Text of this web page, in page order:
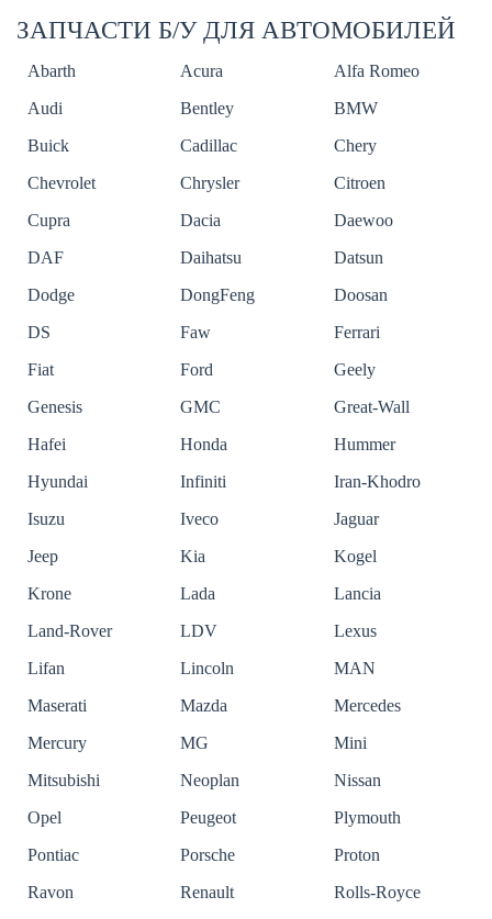
ЗАПЧАСТИ Б/У ДЛЯ АВТОМОБИЛЕЙ
Abarth Acura
Alfa Romeo
Audi
Bentley
BMW
Buick
Cadillac
Chery
Chevrolet
Chrysler
Citroen
Cupra
Dacia
Daewoo
DAF
Daihatsu
Datsun
Dodge
DongFeng
Doosan
DS
Faw
Ferrari
Fiat
Ford
Geely
Genesis
GMC
Great-Wall
Hafei
Honda
Hummer
Hyundai
Infiniti
Iran-Khodro
Isuzu
Iveco
Jaguar
Jeep
Kia
Kogel
Krone
Lada
Lancia
Land-Rover
LDV
Lexus
Lifan
Lincoln
MAN
Maserati
Mazda
Mercedes
Mercury
MG
Mini
Mitsubishi
Neoplan
Nissan
Opel
Peugeot
Plymouth
Pontiac
Porsche
Proton
Ravon
Renault
Rolls-Royce